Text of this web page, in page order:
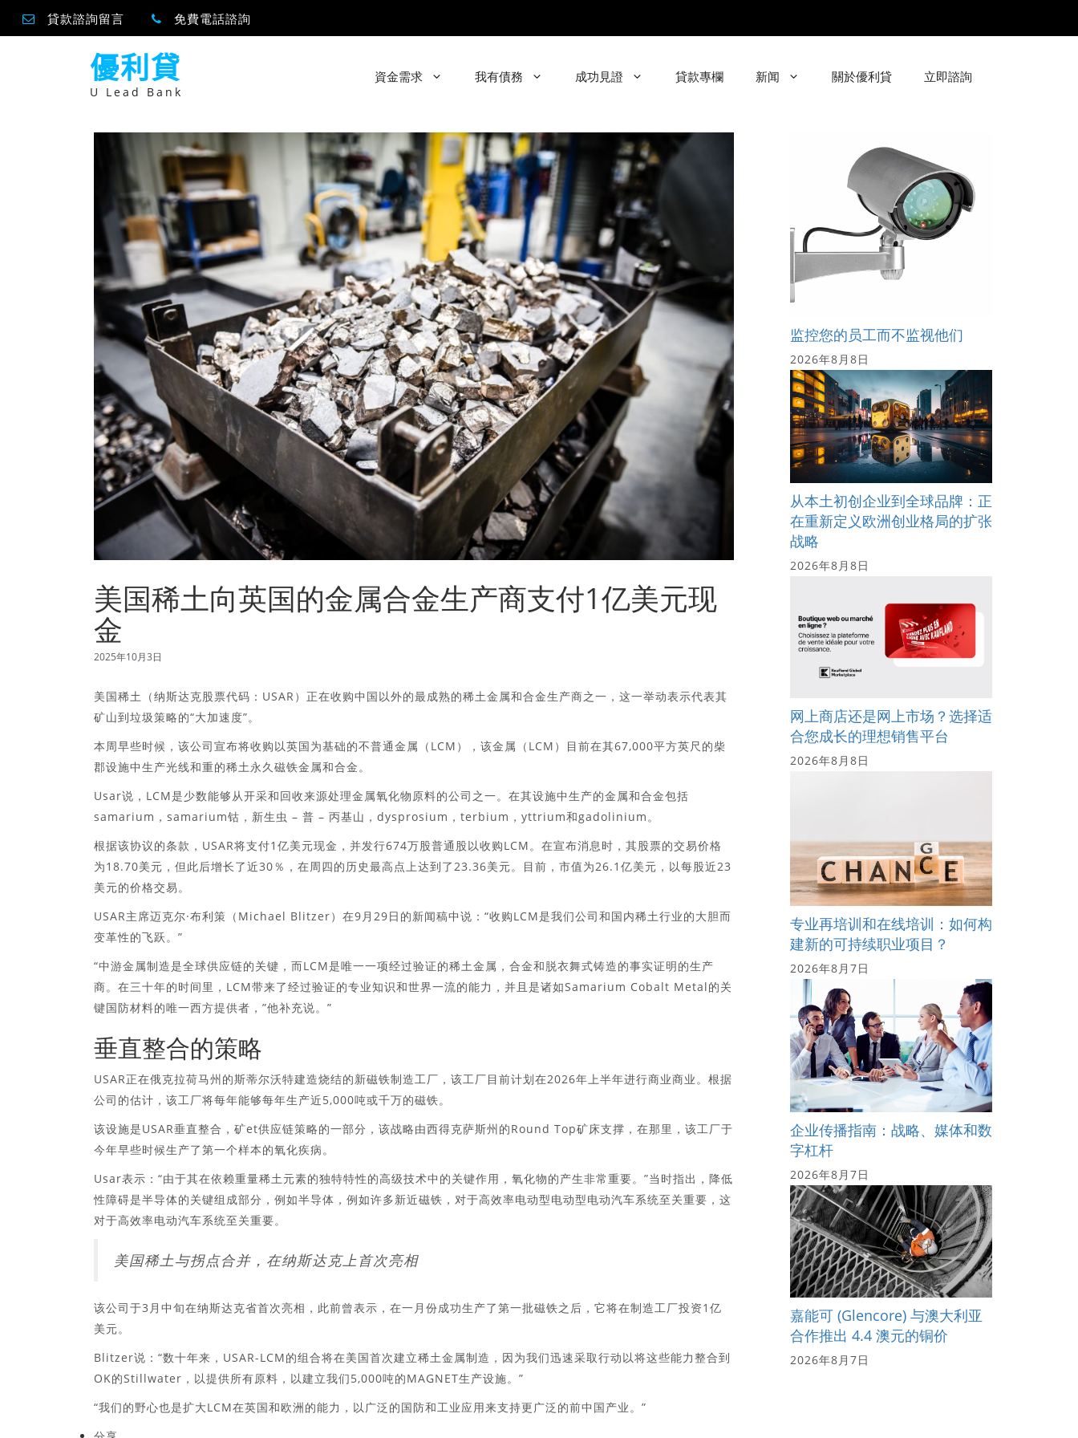
貸款諮詢留言 免費電話諮詢
優利貸
U Lead Bank
資金需求 我有債務 成功見證 貸款專欄 新闻 關於優利貸 立即諮詢
美国稀土向英国的金属合金生产商支付1亿美元现
金
2025年10月3日
美国稀土（纳斯达克股票代码：USAR）正在收购中国以外的最成熟的稀土金属和合金生产商之一，这一举动表示代表其
矿山到垃圾策略的“大加速度”。
本周早些时候，该公司宣布将收购以英国为基础的不普通金属（LCM），该金属（LCM）目前在其67,000平方英尺的柴
郡设施中生产光线和重的稀土永久磁铁金属和合金。
Usar说，LCM是少数能够从开采和回收来源处理金属氧化物原料的公司之一。在其设施中生产的金属和合金包括
samarium，samarium钴，新生虫 – 普 – 丙基山，dysprosium，terbium，yttrium和gadolinium。
根据该协议的条款，USAR将支付1亿美元现金，并发行674万股普通股以收购LCM。在宣布消息时，其股票的交易价格
为18.70美元，但此后增长了近30％，在周四的历史最高点上达到了23.36美元。目前，市值为26.1亿美元，以每股近23
美元的价格交易。
USAR主席迈克尔·布利策（Michael Blitzer）在9月29日的新闻稿中说：“收购LCM是我们公司和国内稀土行业的大胆而
变革性的飞跃。”
“中游金属制造是全球供应链的关键，而LCM是唯一一项经过验证的稀土金属，合金和脱衣舞式铸造的事实证明的生产
商。在三十年的时间里，LCM带来了经过验证的专业知识和世界一流的能力，并且是诸如Samarium Cobalt Metal的关
键国防材料的唯一西方提供者，”他补充说。”
垂直整合的策略
USAR正在俄克拉荷马州的斯蒂尔沃特建造烧结的新磁铁制造工厂，该工厂目前计划在2026年上半年进行商业商业。根据
公司的估计，该工厂将每年能够每年生产近5,000吨或千万的磁铁。
该设施是USAR垂直整合，矿et供应链策略的一部分，该战略由西得克萨斯州的Round Top矿床支撑，在那里，该工厂于
今年早些时候生产了第一个样本的氧化疾病。
Usar表示：“由于其在依赖重量稀土元素的独特特性的高级技术中的关键作用，氧化物的产生非常重要。”当时指出，降低
性障碍是半导体的关键组成部分，例如半导体，例如许多新近磁铁，对于高效率电动型电动型电动汽车系统至关重要，这
对于高效率电动汽车系统至关重要。
美国稀土与拐点合并，在纳斯达克上首次亮相
该公司于3月中旬在纳斯达克省首次亮相，此前曾表示，在一月份成功生产了第一批磁铁之后，它将在制造工厂投资1亿
美元。
Blitzer说：“数十年来，USAR-LCM的组合将在美国首次建立稀土金属制造，因为我们迅速采取行动以将这些能力整合到
OK的Stillwater，以提供所有原料，以建立我们5,000吨的MAGNET生产设施。”
“我们的野心也是扩大LCM在英国和欧洲的能力，以广泛的国防和工业应用来支持更广泛的前中国产业。”
监控您的员工而不监视他们
2026年8月8日
从本土初创企业到全球品牌：正
在重新定义欧洲创业格局的扩张
战略
2026年8月8日
网上商店还是网上市场？选择适
合您成长的理想销售平台
2026年8月8日
专业再培训和在线培训：如何构
建新的可持续职业项目？
2026年8月7日
企业传播指南：战略、媒体和数
字杠杆
2026年8月7日
嘉能可 (Glencore) 与澳大利亚
合作推出 4.4 澳元的铜价
2026年8月7日